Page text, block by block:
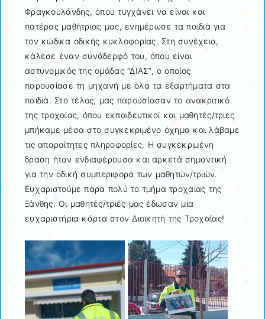
Φραγκουλάνδης, όπου τυγχάνει να είναι και
πατέρας μαθήτριας μας, ενημέρωσε τα παιδιά για
τον κώδικα οδικής κυκλοφορίας. Στη συνέχεια,
κάλεσε έναν συνάδερφό του, όπου είναι
αστυνομικός της ομάδας “ΔΙΑΣ”, ο οποίος
παρουσίασε τη μηχανή με όλα τα εξαρτήματα στα
παιδιά. Στο τέλος, μας παρουσίασαν το ανακριτικό
της τροχαίας, όπου εκπαιδευτικοί και μαθητές/τριες
μπήκαμε μέσα στο συγκεκριμένο όχημα και λάβαμε
τις απαραίτητες πληροφορίες. Η συγκεκριμένη
δράση ήταν ενδιαφέρουσα και αρκετά σημαντική
για την οδική συμπεριφορά των μαθητών/τριών.
Ευχαριστούμε πάρα πολύ το τμήμα τροχαίας της
Ξάνθης. Οι μαθητές/τριές μας έδωσαν μια
ευχαριστήρια κάρτα στον Διοικητή της Τροχαίας!